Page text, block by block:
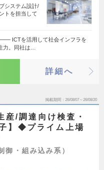
システム設計/
トを担当して
ICTを活用して社会インフラを
力。同社は…
詳細へ
掲載期間 26/08/07～26/08/20
産/調達向け検査・
】◆プライム上場
御・組み込み系）